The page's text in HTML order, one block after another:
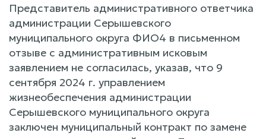
Представитель административного ответчика
администрации Серышевского
муниципального округа ФИО4 в письменном
отзыве с административным исковым
заявлением не согласилась, указав, что 9
сентября 2024 г. управлением
жизнеобеспечения администрации
Серышевского муниципального округа
заключен муниципальный контракт по замене